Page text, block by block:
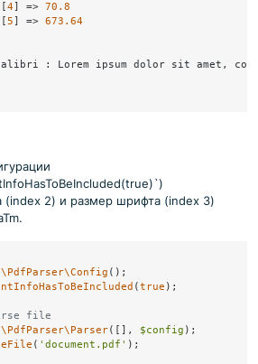
4 ] => 70.8
5 ] => 673.64
: Lorem ipsum dolor sit amet,
(index 2) и размер шрифта (index 3)
(true );
file
([], $config
( 'document.pdf' );